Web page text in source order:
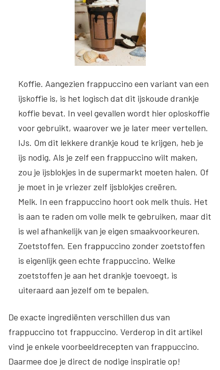
Koffie. Aangezien frappuccino een variant van een
ijskoffie is, is het logisch dat dit ijskoude drankje
koffie bevat. In veel gevallen wordt hier oploskoffie
voor gebruikt, waarover we je later meer vertellen.
IJs. Om dit lekkere drankje koud te krijgen, heb je
ijs nodig. Als je zelf een frappuccino wilt maken,
zou je ijsblokjes in de supermarkt moeten halen. Of
je moet in je vriezer zelf ijsblokjes creëren.
Melk. In een frappuccino hoort ook melk thuis. Het
is aan te raden om volle melk te gebruiken, maar dit
is wel afhankelijk van je eigen smaakvoorkeuren.
Zoetstoffen. Een frappuccino zonder zoetstoffen
is eigenlijk geen echte frappuccino. Welke
zoetstoffen je aan het drankje toevoegt, is
uiteraard aan jezelf om te bepalen.
De exacte ingrediënten verschillen dus van
frappuccino tot frappuccino. Verderop in dit artikel
vind je enkele voorbeeldrecepten van frappuccino.
Daarmee doe je direct de nodige inspiratie op!